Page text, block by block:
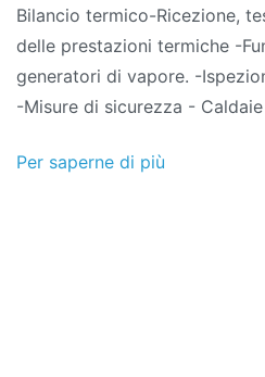
Bilancio termico-Ricezione,
delle prestazioni termiche -
generatori di vapore. -
-Misure di sicurezza -
Per saperne di più